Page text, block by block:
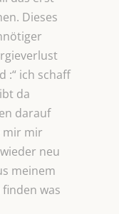
Dieses
:“ ich schaff
da
darauf
mir mir
neu
meinem
finden was